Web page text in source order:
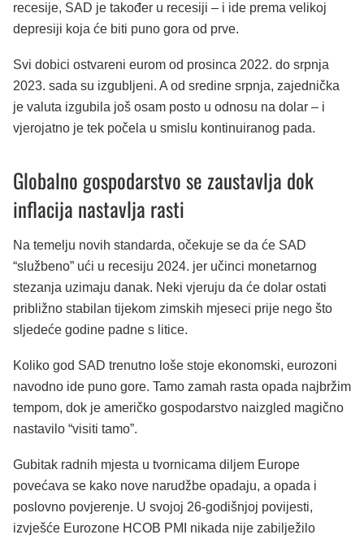
recesije, SAD je također u recesiji – i ide prema velikoj
depresiji koja će biti puno gora od prve.
Svi dobici ostvareni eurom od prosinca 2022. do srpnja
2023. sada su izgubljeni. A od sredine srpnja, zajednička
je valuta izgubila još osam posto u odnosu na dolar – i
vjerojatno je tek počela u smislu kontinuiranog pada.
Globalno gospodarstvo se zaustavlja dok
inflacija nastavlja rasti
Na temelju novih standarda, očekuje se da će SAD
“službeno” ući u recesiju 2024. jer učinci monetarnog
stezanja uzimaju danak. Neki vjeruju da će dolar ostati
približno stabilan tijekom zimskih mjeseci prije nego što
sljedeće godine padne s litice.
Koliko god SAD trenutno loše stoje ekonomski, eurozoni
navodno ide puno gore. Tamo zamah rasta opada najbržim
tempom, dok je američko gospodarstvo naizgled magično
nastavilo “visiti tamo”.
Gubitak radnih mjesta u tvornicama diljem Europe
povećava se kako nove narudžbe opadaju, a opada i
poslovno povjerenje. U svojoj 26-godišnjoj povijesti,
izvješće Eurozone HCOB PMI nikada nije zabilježilo